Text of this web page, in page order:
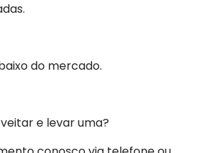
do mercado.
e levar uma?